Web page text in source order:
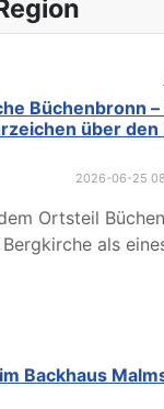
Büchenbronn
über den
2026-06-25
Ortsteil
als
Backhaus